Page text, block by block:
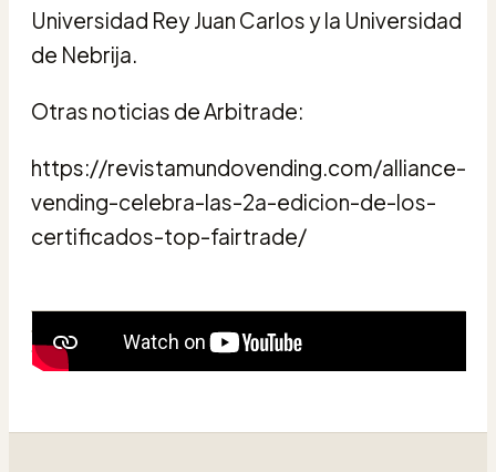
Universidad Rey Juan Carlos y la Universidad
de Nebrija.
Otras noticias de Arbitrade:
https://revistamundovending.com/alliance-
vending-celebra-las-2a-edicion-de-los-
certificados-top-fairtrade/